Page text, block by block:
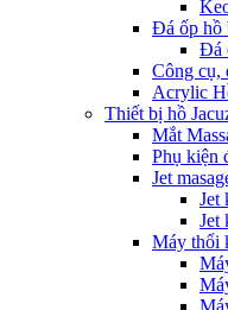
Đá ốp hồ
Đá
Công cụ,
Acrylic
Thiết bị hồ
Mắt
Phụ kiện
Jet
Jet
Jet
Máy thổi